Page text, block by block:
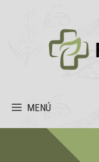
MENÚ